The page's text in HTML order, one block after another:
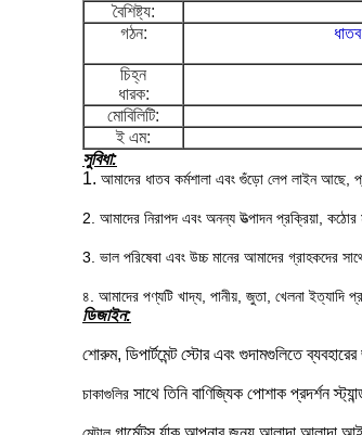
বৈশিষ্ট্য:
গঠন:
চিহ্ন
ধারক:
মোবিলিটি:
ই এম:
সুবিধা:
1. আমাদের ধাতব কর্মশালা এবং গুঁড়ো লেপ লাইন আছে,
2. আমাদের নিরাপদ এবং অনন্য উত্পাদন প্রক্রিয়া, কঠোর
3. ভাল পরিষেবা এবং উচ্চ মানের আমাদের গ্রাহকদের
৪. আমাদের পণ্যটি খাদ্য, পানীয়, জুতা, খেলনা ইত্যাদি
ডিজাইন:
শোরুম, ডিপার্টমেন্ট স্টোর এবং গুদামগুলিতে
চাকাগুলির সাথে তিনি বাণিজ্যিক পোশাক প্রদর্শন